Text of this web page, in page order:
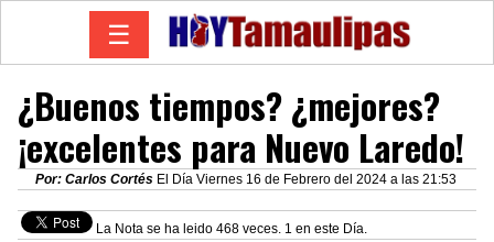
☰
¿Buenos tiempos? ¿mejores?
¡excelentes para Nuevo Laredo!
Por: Carlos Cortés El Día Viernes 16 de Febrero del 2024 a las 21:53
La Nota se ha leido 468 veces. 1 en este Día.